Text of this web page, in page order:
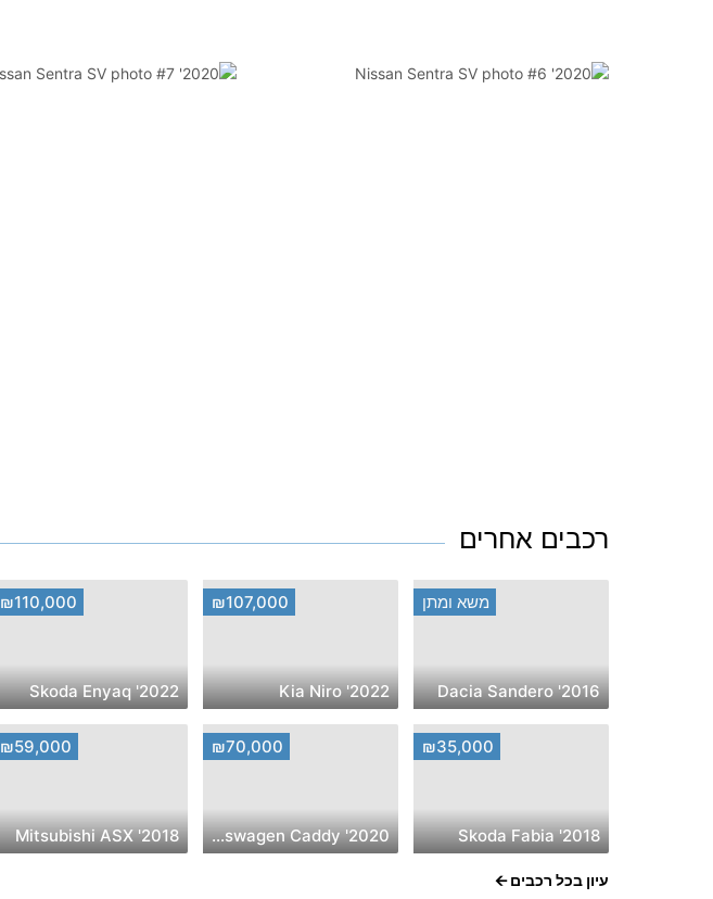
רכבים אחרים
משא ומתן
2016' Dacia Sandero
₪107,000
2022' Kia Niro
₪110,000
2022' Skoda Enyaq
₪35,000
2018' Skoda Fabia
₪70,000
2020' Volkswagen Caddy
₪59,000
2018' Mitsubishi ASX
עיון בכל רכבים